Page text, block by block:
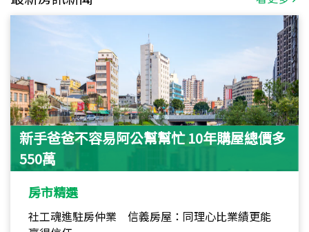
新手爸爸不容易阿公幫幫忙 10年購屋總價多
550萬
房市精選
社工魂進駐房仲業 信義房屋：同理心比業績更能